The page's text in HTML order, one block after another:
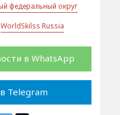
федеральный округ
WorldSkilss Russia
в WhatsApp
Telegram